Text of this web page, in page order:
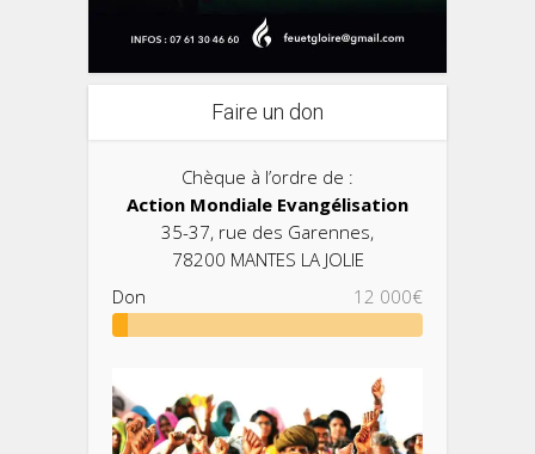
Faire un don
Chèque à l’ordre de :
Action Mondiale Evangélisation
35-37, rue des Garennes,
78200 MANTES LA JOLIE
Don
12 000€